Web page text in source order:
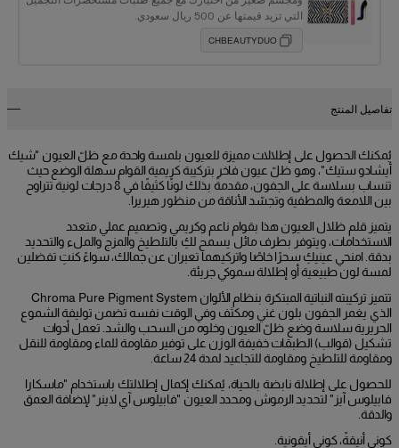
التي تزيد قيمتها عن 500 ريال سعودي.
CHBEAUTYDUO
تفاصيل المنتج
يُمكنك الحصول على إطلالات مميزة للعيون بلمسة واحدة مع ظلّ العيون "شيك
أيشادو ستيك"، وهو ظلّ عيون فاخر بتركيبة كريمية القوام سهلة الوضع حيث
تنساب بسلاسة على الجفون، مقدمةً بذلك لونًا كثيفًا في 8 درجات لونية تتراوح
بين اللامعة والمطفية وتجسّد الأناقة من منظور هيريرا.
يتميز قلم ظلال العيون هذا بقوام ناعم وكريمي وتصميم عملي متعدد
الاستخدامات، ويتوفر بطرف مائل يسمح لكِ بالتلطيخ والمزج والملء والتحديد
بدقة. امنحي عينيكِ سحرًا خاصًا واتركيهما تعبران عن جمالك، سواءً كنتِ تفضلين
لمسة لون طبيعية أو إطلالة سموكي جريئة.
تتميز تركيبته النباتية المبتكرة بنظام الألوان Chroma Pure Pigment System
الذي يغمر الجفون بلون غني ومكثف وفي الوقت نفسه تضمن توليفة الشموع
الحريرية سلاسة وضع ظلّ العيون وخلوه من السحب والشد. تعمل أدوات
تشكيل (قوالب) الطبقات خفيفة الوزن على توفير مقاومة للماء ومقاومة للنقل
ومقاومة للتلطيخ ومقاومة للتجاعيد لمدة 24 ساعة.
للحصول على إطلالة نابضة بالحياة، يُمكنك إكمال إطلالتك باستخدام "ماسكارا
فابيلوس آيز" لتحديد الرموش ومحدد العيون "فابيلوس آي لاينر" لإضافة العمق
والدقة.
كوني أنيقةً، كوني أيقونية.